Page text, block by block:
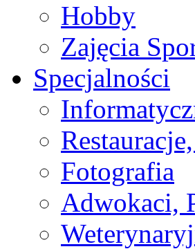
Hobby
Zajęcia
Specjalności
Fotografia
Adwokaci,